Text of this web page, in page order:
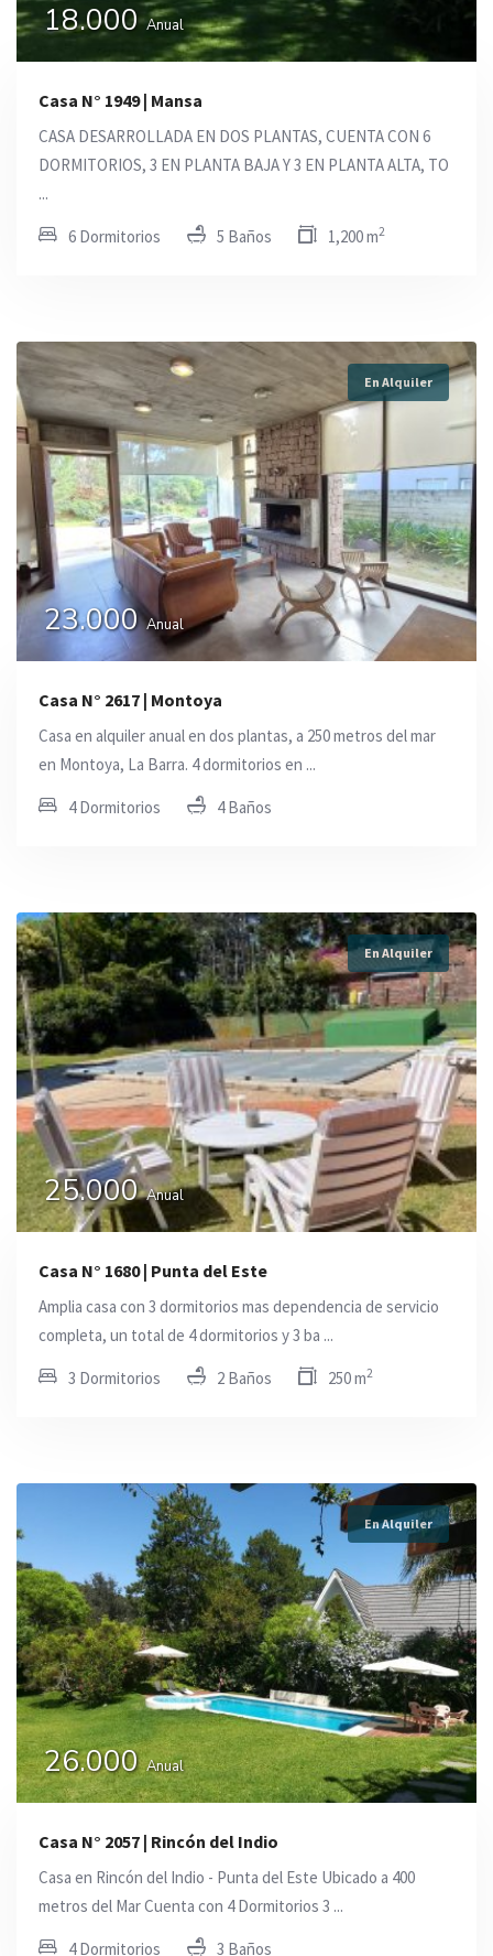
18.000Anual
Casa N° 1949 | Mansa
CASA DESARROLLADA EN DOS PLANTAS, CUENTA CON 6
DORMITORIOS, 3 EN PLANTA BAJA Y 3 EN PLANTA ALTA, TO
...
6 Dormitorios 5 Baños 1,200 m2
En Alquiler
23.000Anual
Casa N° 2617 | Montoya
Casa en alquiler anual en dos plantas, a 250 metros del mar
en Montoya, La Barra. 4 dormitorios en ...
4 Dormitorios 4 Baños
En Alquiler
25.000Anual
Casa N° 1680 | Punta del Este
Amplia casa con 3 dormitorios mas dependencia de servicio
completa, un total de 4 dormitorios y 3 ba ...
3 Dormitorios 2 Baños 250 m2
En Alquiler
26.000Anual
Casa N° 2057 | Rincón del Indio
Casa en Rincón del Indio - Punta del Este Ubicado a 400
metros del Mar Cuenta con 4 Dormitorios 3 ...
4 Dormitorios 3 Baños